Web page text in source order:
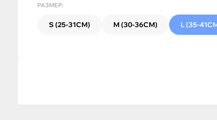
РАЗМЕР:
S (25-31СМ) M (30-36СМ) L (35-